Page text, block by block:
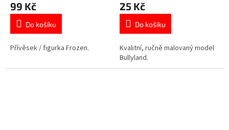
produktu
5,0
5
99 Kč
Do košíku
Přívěsek / figurka Frozen.
produktu
5,0
5
hvězdiček.
25 Kč
Do košíku
Kvalitní, ručně malovaný model
Bullyland.